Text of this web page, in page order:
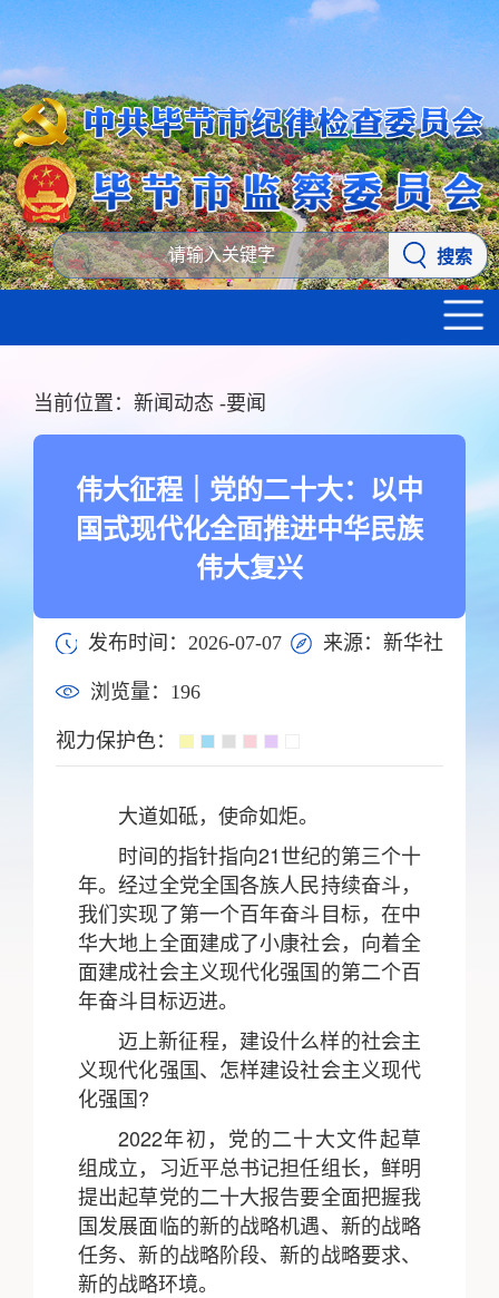
搜索
当前位置： 新闻动态 -要闻
伟大征程｜党的二十大：以中
国式现代化全面推进中华民族
伟大复兴
发布时间：2026-07-07 来源：新华社
浏览量： 196
视力保护色：
大道如砥，使命如炬。
时间的指针指向21世纪的第三个十
年。经过全党全国各族人民持续奋斗，
我们实现了第一个百年奋斗目标，在中
华大地上全面建成了小康社会，向着全
面建成社会主义现代化强国的第二个百
年奋斗目标迈进。
迈上新征程，建设什么样的社会主
义现代化强国、怎样建设社会主义现代
化强国?
2022年初，党的二十大文件起草
组成立，习近平总书记担任组长，鲜明
提出起草党的二十大报告要全面把握我
国发展面临的新的战略机遇、新的战略
任务、新的战略阶段、新的战略要求、
新的战略环境。